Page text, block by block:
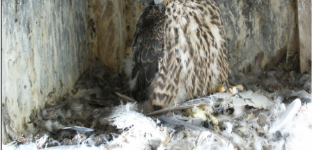
Beitragsnavigation
Das junge
Weibchen
4 Jungfalken